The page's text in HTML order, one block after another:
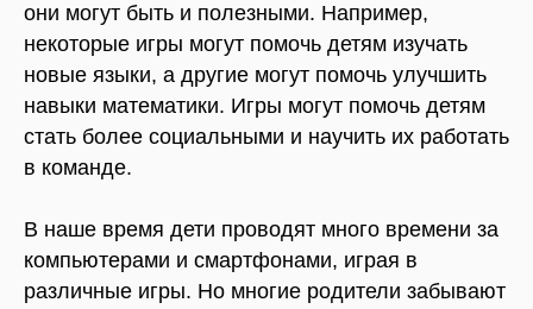
они могут быть и полезными. Например,
некоторые игры могут помочь детям изучать
новые языки, а другие могут помочь улучшить
навыки математики. Игры могут помочь детям
стать более социальными и научить их работать
в команде.
В наше время дети проводят много времени за
компьютерами и смартфонами, играя в
различные игры. Но многие родители забывают
Международный
языковой центр
Навыки будущего
Discovery club